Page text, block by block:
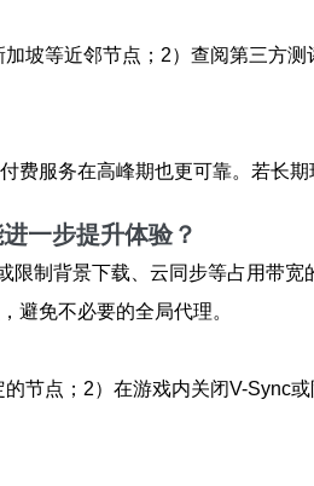
坡等近邻节点；2）查阅第三方
费服务在高峰期也更可靠。若长期
一步提升体验？
限制背景下载、云同步等占用带
避免不必要的全局代理。
节点；2）在游戏内关闭V-Sync